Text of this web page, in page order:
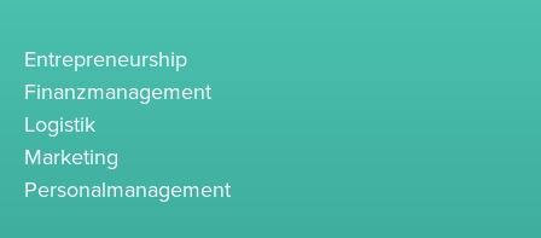
Entrepreneurship
Finanzmanagement
Logistik
Marketing
Personalmanagement